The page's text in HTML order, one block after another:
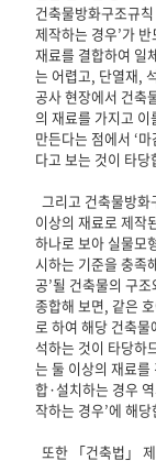
건축물방화구조규
제작하는 경우’가
재료를 결합하여 일
는 어렵고, 단열재,
공사 현장에서 건축
의 재료를 가지고
만든다는 점에서 ‘
다고 보는 것이 타당
이상의 재료로 제작
하나로 보아 실물모
시하는 기준을 충족
공’될 건축물의 구
종합해 보면, 같은
로 하여 해당 건축
석하는 것이 타당하
는 둘 이상의 재료
합·설치하는 경우
작하는 경우’에 해